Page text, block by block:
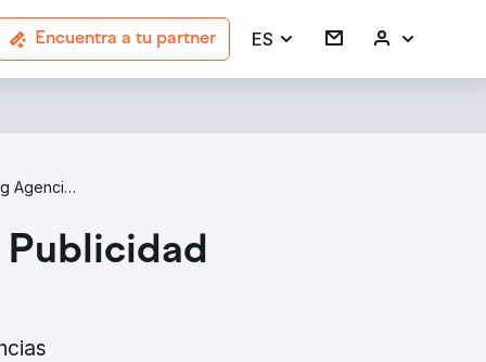
Encuentra a tu partner ES
Programmatic Advertising Agencies In New Jersey
Publicidad